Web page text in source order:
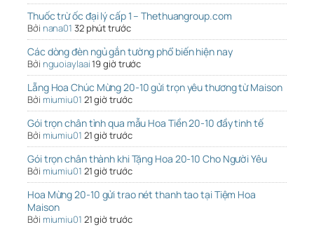
Thuốc trừ ốc đại lý cấp 1 – Thethuangroup.com
Bởi nana01 32 phút trước
Các dòng đèn ngủ gắn tường phổ biến hiện nay
Bởi nguoiaylaai19 giờ trước
Lẵng Hoa Chúc Mừng 20-10 gửi trọn yêu thương từ Maison
Bởi miumiu01 21 giờ trước
Gói trọn chân tình qua mẫu Hoa Tiền 20-10 đầy tinh tế
Bởi miumiu01 21 giờ trước
Gói trọn chân thành khi Tặng Hoa 20-10 Cho Người Yêu
Bởi miumiu01 21 giờ trước
Hoa Mừng 20-10 gửi trao nét thanh tao tại Tiệm Hoa
Maison
Bởi miumiu01 21 giờ trước